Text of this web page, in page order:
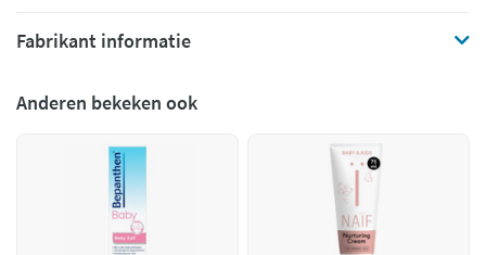
Fabrikant informatie
Anderen bekeken ook